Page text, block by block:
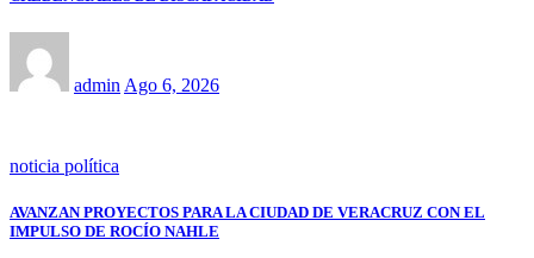
admin Ago 6, 2026
noticia política
AVANZAN PROYECTOS PARA LA CIUDAD DE VERACRUZ CON EL
IMPULSO DE ROCÍO NAHLE